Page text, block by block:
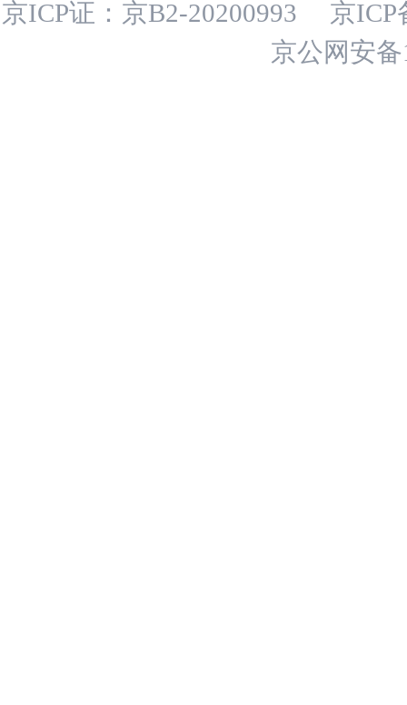
京ICP证：京B2-20200993
京ICP
京公网安备